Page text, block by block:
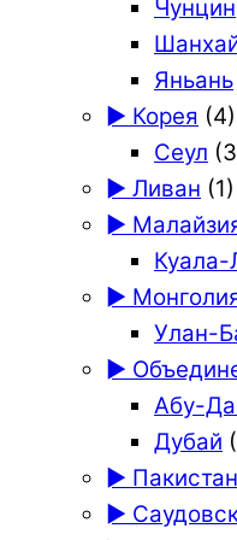
Чунцин
Яньань
► Корея (4)
Сеул
► Ливан (1)
►
►
Улан-
►
Абу-
Дубай
► Пакистан
►